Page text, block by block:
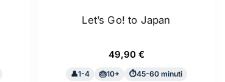
Let’s Go! to Japan
49,90 €
1-4 10+ 45-60 minuti